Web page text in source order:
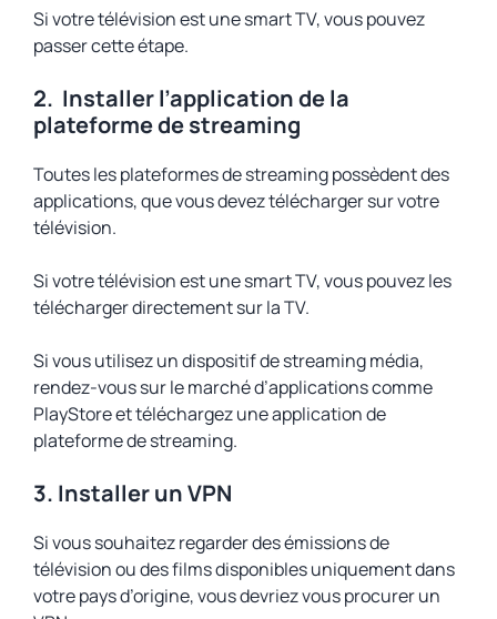
Si votre télévision est une smart TV, vous pouvez
passer cette étape.
2. Installer l’application de la
plateforme de streaming
Toutes les plateformes de streaming possèdent des
applications, que vous devez télécharger sur votre
télévision.
Si votre télévision est une smart TV, vous pouvez les
télécharger directement sur la TV.
Si vous utilisez un dispositif de streaming média,
rendez-vous sur le marché d’applications comme
PlayStore et téléchargez une application de
plateforme de streaming.
3. Installer un VPN
Si vous souhaitez regarder des émissions de
télévision ou des films disponibles uniquement dans
votre pays d’origine, vous devriez vous procurer un